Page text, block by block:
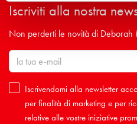
Iscriviti alla nostra
Non perderti le novità di Deborah
Iscrivendomi alla newsletter
per finalità di marketing e per
relative alle vostre iniziative